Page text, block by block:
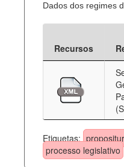
Dados dos regimes
Recursos
Etiquetas:
processo legislativo